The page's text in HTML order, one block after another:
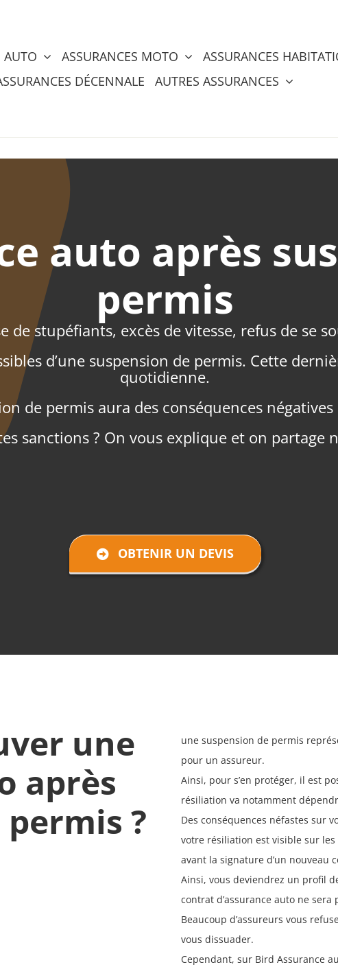
AUTO ASSURANCES MOTO
ASSURANCES
DÉCENNALE
AUTRES ASSURANCES
auto après
permis
de stupéfiants, excès de vitesse, refus de se
d’une suspension de permis. Cette
quotidienne.
de permis aura des conséquences
sanctions ? On vous explique et on partage
OBTENIR UN DEVIS
une
après
?
une suspension de permis
pour un assureur.
Ainsi, pour s’en protéger, il est
résiliation va notamment
Des conséquences néfastes sur
votre résiliation est visible sur les
avant la signature d’un nouveau
Ainsi, vous deviendrez un profil
contrat d’assurance auto ne sera
Beaucoup d’assureurs vous
vous dissuader.
Cependant, sur Bird Assurance